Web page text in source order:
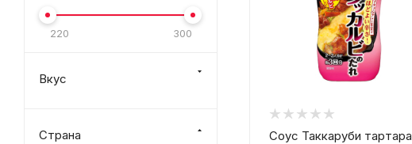
Соус Таккаруби тартара
220 300
Вкус
Страна